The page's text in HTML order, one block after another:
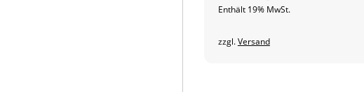
Enthält 19% MwSt.
zzgl.Versand